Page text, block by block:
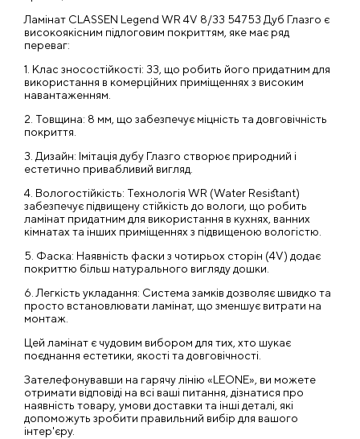
Ламінат CLASSEN Legend WR 4V 8/33 54753 Дуб Глазго є
високоякісним підлоговим покриттям, яке має ряд
переваг:
1. Клас зносостійкості: 33, що робить його придатним для
використання в комерційних приміщеннях з високим
навантаженням.
2. Товщина: 8 мм, що забезпечує міцність та довговічність
покриття.
3. Дизайн: Імітація дубу Глазго створює природний і
естетично привабливий вигляд.
4. Вологостійкість: Технологія WR (Water Resistant)
забезпечує підвищену стійкість до вологи, що робить
ламінат придатним для використання в кухнях, ванних
кімнатах та інших приміщеннях з підвищеною вологістю.
5. Фаска: Наявність фаски з чотирьох сторін (4V) додає
покриттю більш натурального вигляду дошки.
6. Легкість укладання: Система замків дозволяє швидко та
просто встановлювати ламінат, що зменшує витрати на
монтаж.
Цей ламінат є чудовим вибором для тих, хто шукає
поєднання естетики, якості та довговічності.
Зателефонувавши на гарячу лінію «LEONE», ви можете
отримати відповіді на всі ваші питання, дізнатися про
наявність товару, умови доставки та інші деталі, які
допоможуть зробити правильний вибір для вашого
інтер'єру.